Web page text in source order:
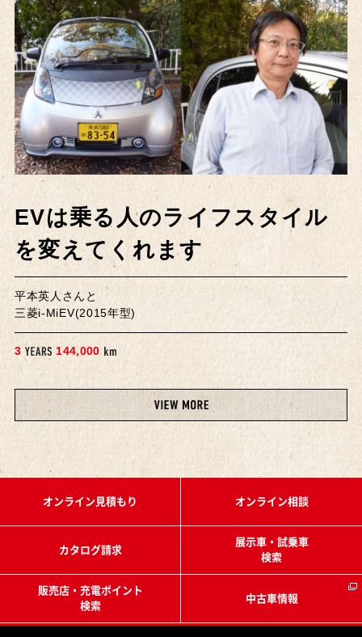
EVは乗る人のライフスタイル
を変えてくれます
平本英人さんと
三菱i-MiEV(2015年型)
3 144,000
オンライン見積もり オンライン相談
カタログ請求
展示車・試乗車
検索
販売店・充電ポイント
検索
中古車情報